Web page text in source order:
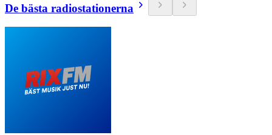
De bästa radiostationerna